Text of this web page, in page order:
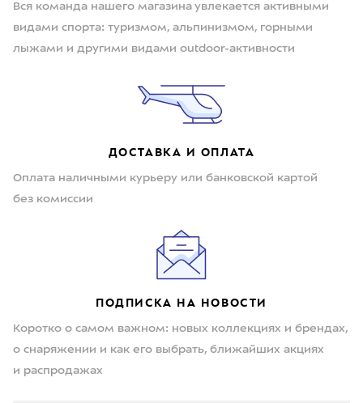
Вся команда нашего магазина увлекается активными
видами спорта: туризмом, альпинизмом, горными
лыжами и другими видами outdoor-активности
ДОСТАВКА И ОПЛАТА
Оплата наличными курьеру или банковской картой
без комиссии
ПОДПИСКА НА НОВОСТИ
Коротко о самом важном: новых коллекциях и брендах,
о снаряжении и как его выбрать, ближайших акциях
и распродажах